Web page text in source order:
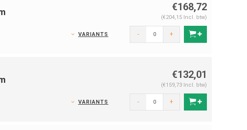
€168,72
(€204,15 Incl. btw)
VARIANTS - +
€132,01
(€159,73 Incl. btw)
VARIANTS - +